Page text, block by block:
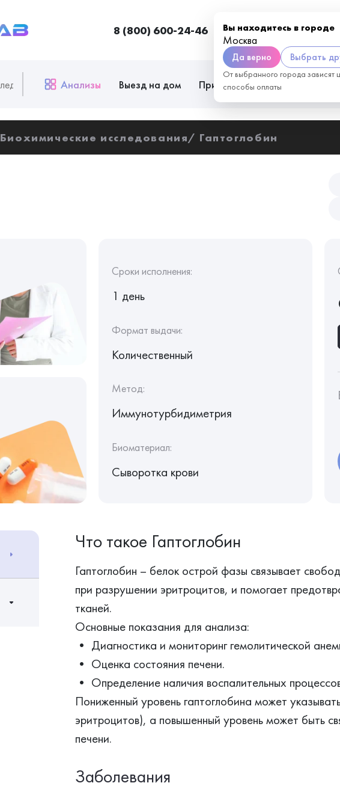
8 (800) 600-24-46 Вы находитесь в городе
Москва
Да верно Выбрать
От выбранного города зависят
способы оплаты
Москва
Анализы Выезд на дом Приём врачей
Биохимические исследования Гаптоглобин
Сроки исполнения:
1 день
Формат выдачи:
Количественный
Метод:
Иммунотурбидиметрия
Биоматериал:
Сыворотка крови
Что такое Гаптоглобин
Гаптоглобин – белок острой фазы связывает
при разрушении эритроцитов, и помогает
тканей.
Основные показания для анализа:
• Диагностика и мониторинг гемолитической
• Оценка состояния печени.
• Определение наличия воспалительных
Пониженный уровень гаптоглобина может
эритроцитов), а повышенный уровень может быть
печени.
Заболевания